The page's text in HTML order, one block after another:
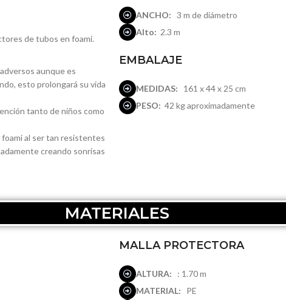
de tubos en foami.
aunque es
esto prolongará su vida
tanto de niños como
al ser tan resistentes
creando sonrisas
ANCHO: 3 m de diámetro
Alto: 2.3 m
EMBALAJE
MEDIDAS: 161 x 44 x 25 cm
PESO: 42 kg aproximadamente
MATERIALES
MALLA PROTECTORA
ALTURA: : 1.70 m
MATERIAL: PE